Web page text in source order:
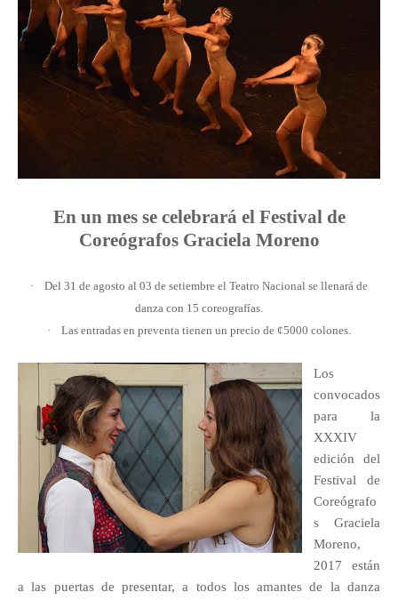
En un mes se celebrará el Festival de
Coreógrafos Graciela Moreno
·
Del 31 de agosto al 03 de setiembre el Teatro Nacional se llenará de
danza con 15 coreografías.
·
Las entradas en preventa tienen un precio de ¢5000 colones.
Los
convocados
para la
XXXIV
edición del
Festival de
Coreógrafo
s Graciela
Moreno,
2017 están
a las puertas de presentar, a todos los amantes de la danza